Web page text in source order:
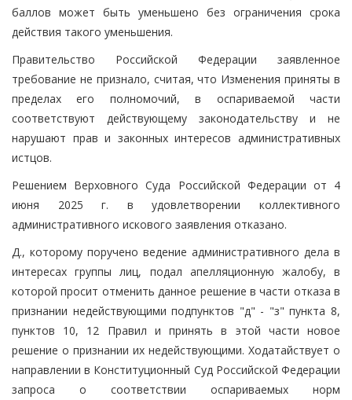
баллов может быть уменьшено без ограничения срока
действия такого уменьшения.
Правительство Российской Федерации заявленное
требование не признало, считая, что Изменения приняты в
пределах его полномочий, в оспариваемой части
соответствуют действующему законодательству и не
нарушают прав и законных интересов административных
истцов.
Решением Верховного Суда Российской Федерации от 4
июня 2025 г. в удовлетворении коллективного
административного искового заявления отказано.
Д., которому поручено ведение административного дела в
интересах группы лиц, подал апелляционную жалобу, в
которой просит отменить данное решение в части отказа в
признании недействующими подпунктов "д" - "з" пункта 8,
пунктов 10, 12 Правил и принять в этой части новое
решение о признании их недействующими. Ходатайствует о
направлении в Конституционный Суд Российской Федерации
запроса о соответствии оспариваемых норм